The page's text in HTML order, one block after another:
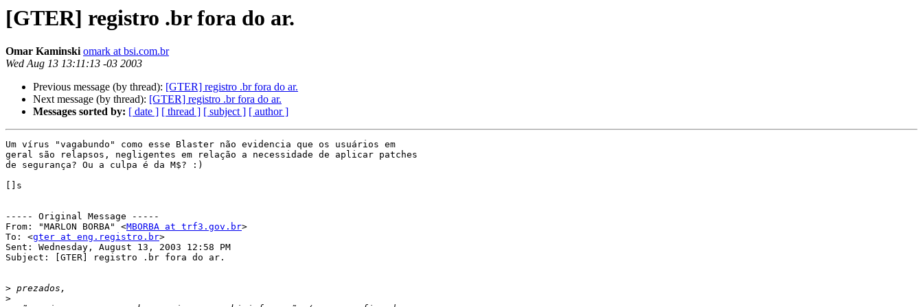
[GTER] registro .br fora do ar.
Omar Kaminski omark at bsi.com.br
Wed Aug 13 13:11:13 -03 2003
Previous message (by thread): [GTER] registro .br fora do ar.
Next message (by thread): [GTER] registro .br fora do ar.
Messages sorted by: [ date ] [ thread ] [ subject ] [ author ]
Um vírus "vagabundo" como esse Blaster não evidencia que os usuários em
geral são relapsos, negligentes em relação a necessidade de aplicar patches
de segurança? Ou a culpa é da M$? :)
[]s
----- Original Message -----
From: "MARLON BORBA" <MBORBA at trf3.gov.br>
To: <gter at eng.registro.br>
Sent: Wednesday, August 13, 2003 12:58 PM
Subject: [GTER] registro .br fora do ar.
>
>